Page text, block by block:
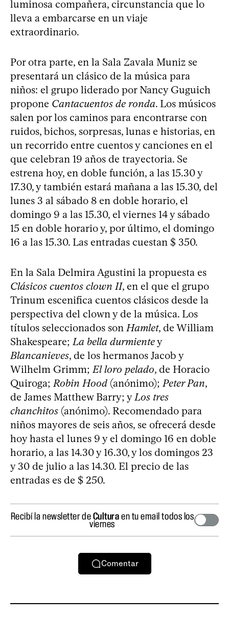
luminosa compañera, circunstancia que lo
lleva a embarcarse en un viaje
extraordinario.
Por otra parte, en la Sala Zavala Muniz se
presentará un clásico de la música para
niños: el grupo liderado por Nancy Guguich
propone Cantacuentos de ronda. Los músicos
salen por los caminos para encontrarse con
ruidos, bichos, sorpresas, lunas e historias, en
un recorrido entre cuentos y canciones en el
que celebran 19 años de trayectoria. Se
estrena hoy, en doble función, a las 15.30 y
17.30, y también estará mañana a las 15.30, del
lunes 3 al sábado 8 en doble horario, el
domingo 9 a las 15.30, el viernes 14 y sábado
15 en doble horario y, por último, el domingo
16 a las 15.30. Las entradas cuestan $ 350.
En la Sala Delmira Agustini la propuesta es
Clásicos cuentos clown II, en el que el grupo
Trinum escenifica cuentos clásicos desde la
perspectiva del clown y de la música. Los
títulos seleccionados son Hamlet, de William
Shakespeare; La bella durmientey
Blancanieves, de los hermanos Jacob y
Wilhelm Grimm; El loro pelado, de Horacio
Quiroga; Robin Hood (anónimo); Peter Pan,
de James Matthew Barry; y Los tres
chanchitos (anónimo). Recomendado para
niños mayores de seis años, se ofrecerá desde
hoy hasta el lunes 9 y el domingo 16 en doble
horario, a las 14.30 y 16.30, y los domingos 23
y 30 de julio a las 14.30. El precio de las
entradas es de $ 250.
Recibí la newsletter deCulturaen tu email todos los
viernes
Comentar